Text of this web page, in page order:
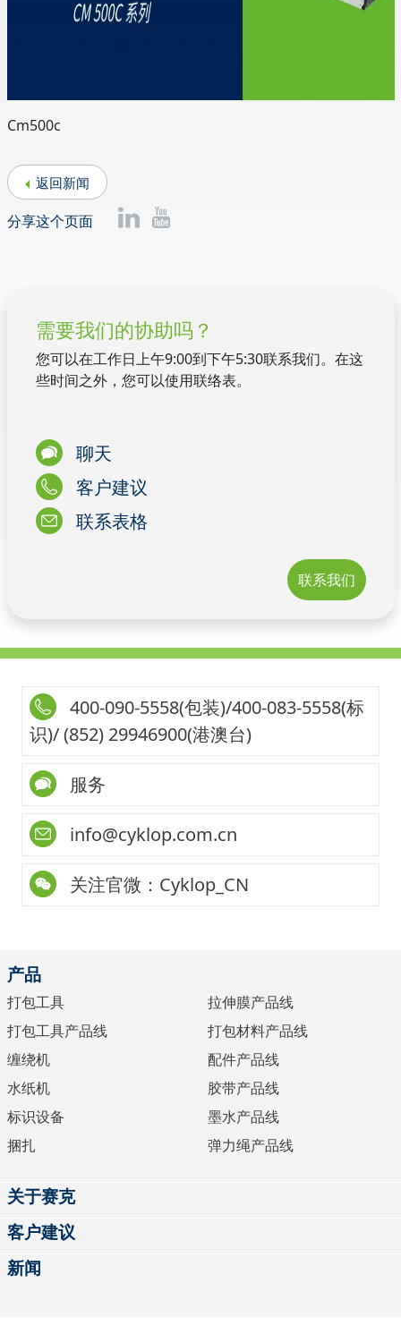
Cm500c
返回新闻
分享这个页面
需要我们的协助吗？
您可以在工作日上午9:00到下午5:30联系我们。在这
些时间之外，您可以使用联络表。
聊天
客户建议
联系表格
联系我们
400-090-5558(包装)/400-083-5558(标
识)/ (852) 29946900(港澳台)
服务
info@cyklop.com.cn
关注官微：Cyklop_CN
产品
打包工具
打包工具产品线
缠绕机
水纸机
标识设备
捆扎
拉伸膜产品线
打包材料产品线
配件产品线
胶带产品线
墨水产品线
弹力绳产品线
关于赛克
客户建议
新闻